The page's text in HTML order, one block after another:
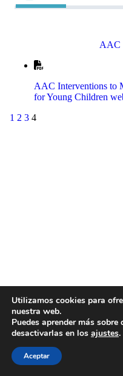
AAC
AAC Interventions to
for Young Children
1 2 3 4
Utilizamos cookies para
nuestra web.
Puedes aprender más
desactivarlas en los ajustes.
Aceptar